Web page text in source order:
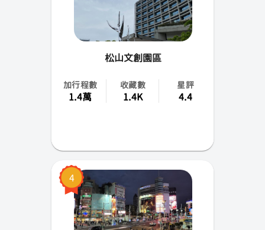
松山文創園區
加行程數
1.4萬
收藏數
1.4K
星評
4.4
4